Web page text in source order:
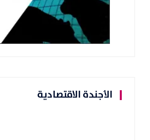
الأجندة الاقتصادية